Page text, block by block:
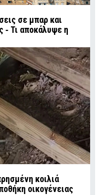
σε μπαρ και
‑ Τι αποκάλυψε η
κοιλιά
οικογένειας